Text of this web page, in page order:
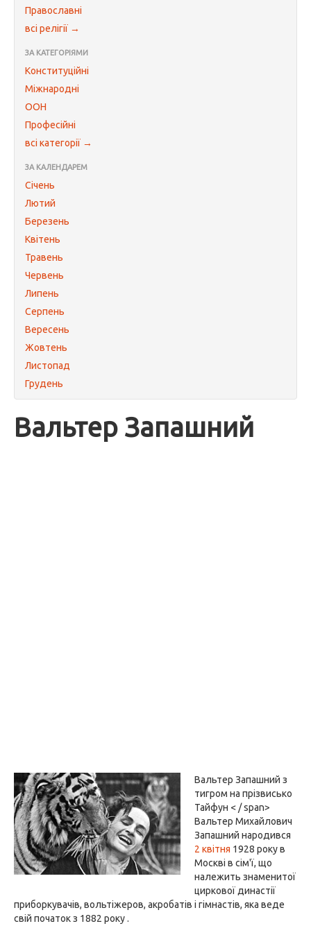
Православні
всі релігії →
ЗА КАТЕГОРІЯМИ
Конституційні
Міжнародні
ООН
Професійні
всі категорії →
ЗА КАЛЕНДАРЕМ
Січень
Лютий
Березень
Квітень
Травень
Червень
Липень
Серпень
Вересень
Жовтень
Листопад
Грудень
Вальтер Запашний
Вальтер Запашний з
тигром на прізвисько
Тайфун < / span>
Вальтер Михайлович
Запашний народився
2 квітня 1928 року в
Москві в сім'ї, що
належить знаменитої
циркової династії
приборкувачів, вольтіжеров, акробатів і гімнастів, яка веде
свій початок з 1882 року .